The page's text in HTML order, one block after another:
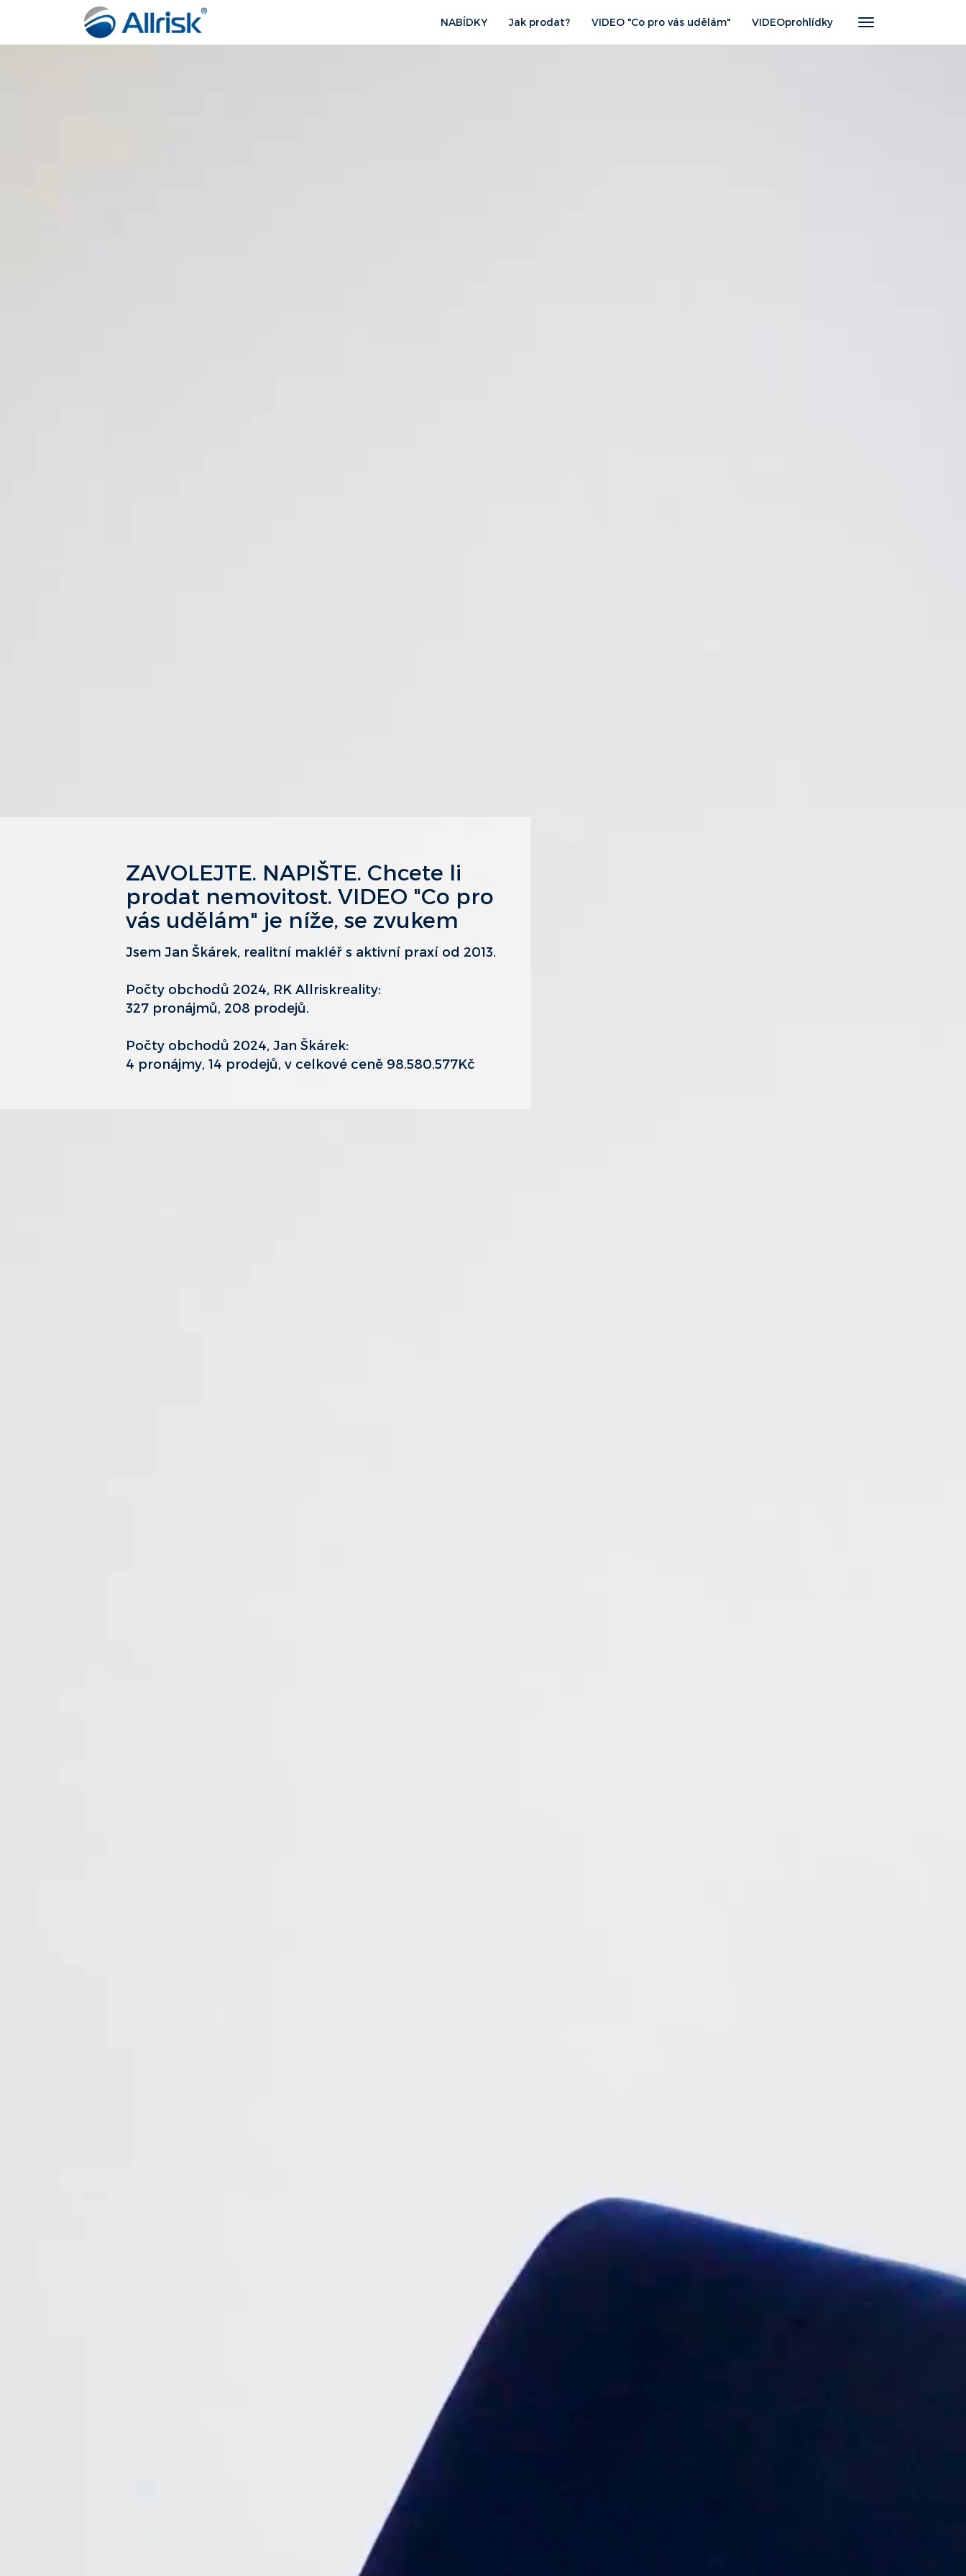
NABÍDKY Jak prodat? VIDEO "Co pro vás udělám" VIDEOprohlídky
ZAVOLEJTE. NAPIŠTE. Chcete li
prodat nemovitost. VIDEO "Co pro
vás udělám" je níže, se zvukem
Jsem Jan Škárek, realitní makléř s aktivní praxí od 2013.
Počty obchodů 2024, RK Allriskreality:
327 pronájmů, 208 prodejů.
Počty obchodů 2024, Jan Škárek:
4 pronájmy, 14 prodejů, v celkové ceně 98.580.577Kč